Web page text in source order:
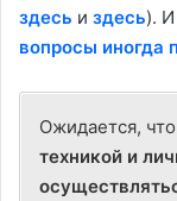
здесь и здесь). И
вопросы иногда
Ожидается, что
техникой и